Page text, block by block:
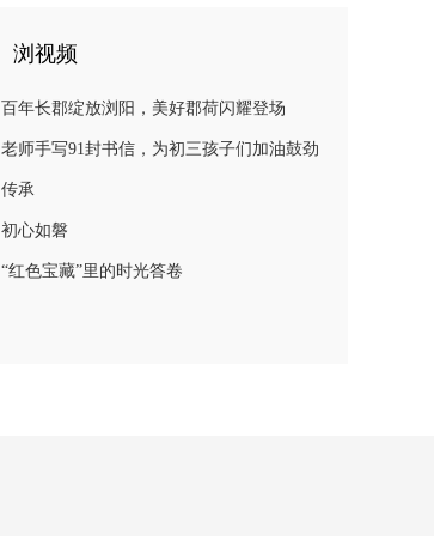
浏视频
百年长郡绽放浏阳，美好郡荷闪耀登场
老师手写91封书信，为初三孩子们加油鼓劲
传承
初心如磐
“红色宝藏”里的时光答卷